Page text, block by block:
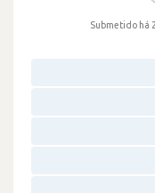
Submetido há